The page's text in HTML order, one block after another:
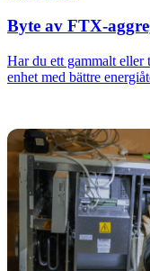
Byte av FTX-
Har du ett gammalt eller
enhet med bättre